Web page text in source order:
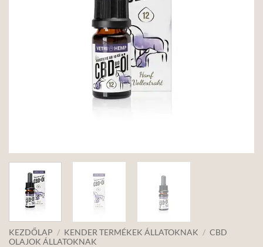
KEZDŐLAP / KENDER TERMÉKEK ÁLLATOKNAK / CBD
OLAJOK ÁLLATOKNAK